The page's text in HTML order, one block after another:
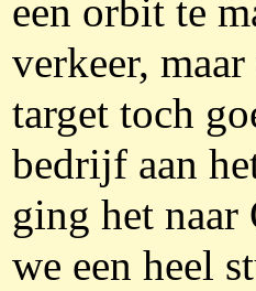
een orbit te
verkeer,
target toch
bedrijf aan
ging het naar
we een heel